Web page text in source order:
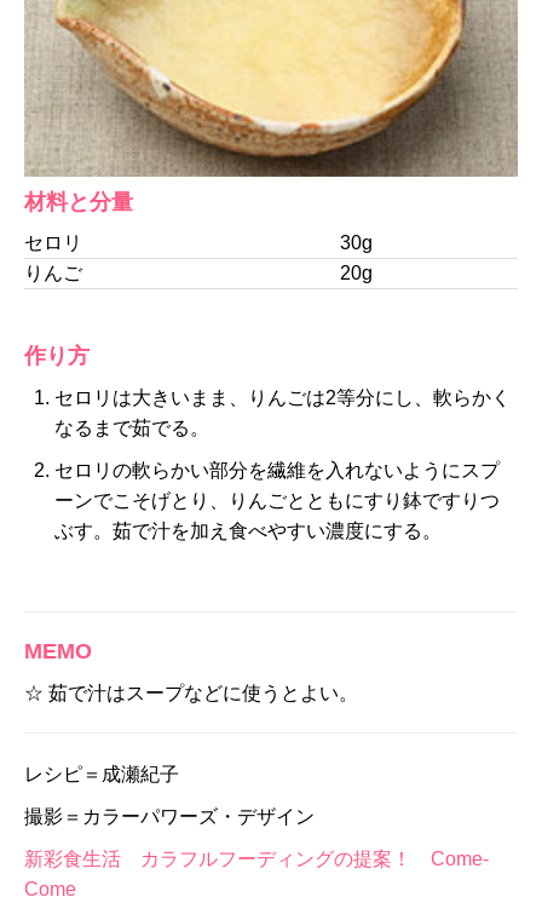
材料と分量
セロリ
30g
りんご
20g
作り方
セロリは大きいまま、りんごは2等分にし、軟らかく
なるまで茹でる。
セロリの軟らかい部分を繊維を入れないようにスプ
ーンでこそげとり、りんごとともにすり鉢ですりつ
ぶす。茹で汁を加え食べやすい濃度にする。
MEMO
☆ 茹で汁はスープなどに使うとよい。
レシピ＝成瀬紀子
撮影＝カラーパワーズ・デザイン
新彩食生活 カラフルフーディングの提案！ Come-
Come